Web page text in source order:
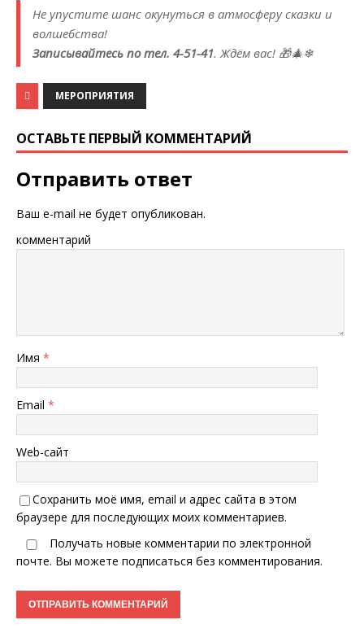
Не упустите шанс окунуться в атмосферу сказки и
волшебства!
Записывайтесь по тел. 4-51-41. Ждём вас! 🎁🎄❄
МЕРОПРИЯТИЯ
ОСТАВЬТЕ ПЕРВЫЙ КОММЕНТАРИЙ
Отправить ответ
Ваш e-mail не будет опубликован.
комментарий
Имя *
Email *
Web-сайт
Сохранить моё имя, email и адрес сайта в этом
браузере для последующих моих комментариев.
Получать новые комментарии по электронной
почте. Вы можете подписаться без комментирования.